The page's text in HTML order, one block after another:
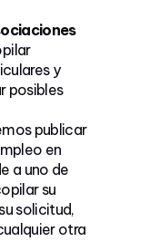
y
posibles
publicar
en
a uno de
su
solicitud,
otra